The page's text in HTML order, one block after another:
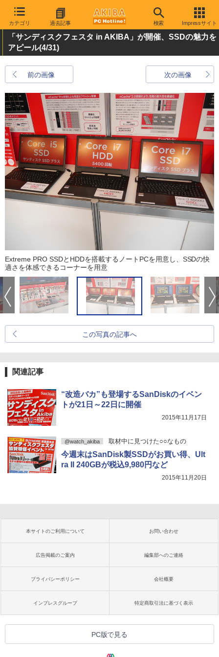
カテゴリ 過去記事 検索 Impressサイト
「サンディスクフェスタ in AKIBA」が開催、SSDの魅力を
アピール(4/31)
前の画像 次の画像
Extreme PRO SSDとHDDを搭載するノートPCを用意し、SSDの快
適さを体感できるコーナーを用意
この写真の記事へ
関連記事
“改造バカ”も登場するSanDiskのイベン
トが21日～22日に開催
2015年11月17日
@watch_akiba 取材中に見つけた○○なもの
今週末はSanDisk製SSDがお買い得、Ult
ra II 240GBが税込9,980円など
2015年11月20日
本サイトのご利用について お問い合わせ
広告掲載のご案内 編集部へのご連絡
プライバシーポリシー 会社概要
インプレスグループ 特定商取引法に基づく表示
PC版で見る